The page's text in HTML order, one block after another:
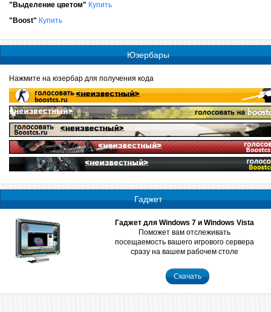
"Выделение цветом" Купить
"Boost" Купить
Юзербары
Нажмите на юзербар для получения кода
Гаджет
Гаджет для Windows 7 и Windows Vista
Поможет вам отслеживать
посещаемость вашего игрового сервера
сразу на вашем рабочем столе
Скачать